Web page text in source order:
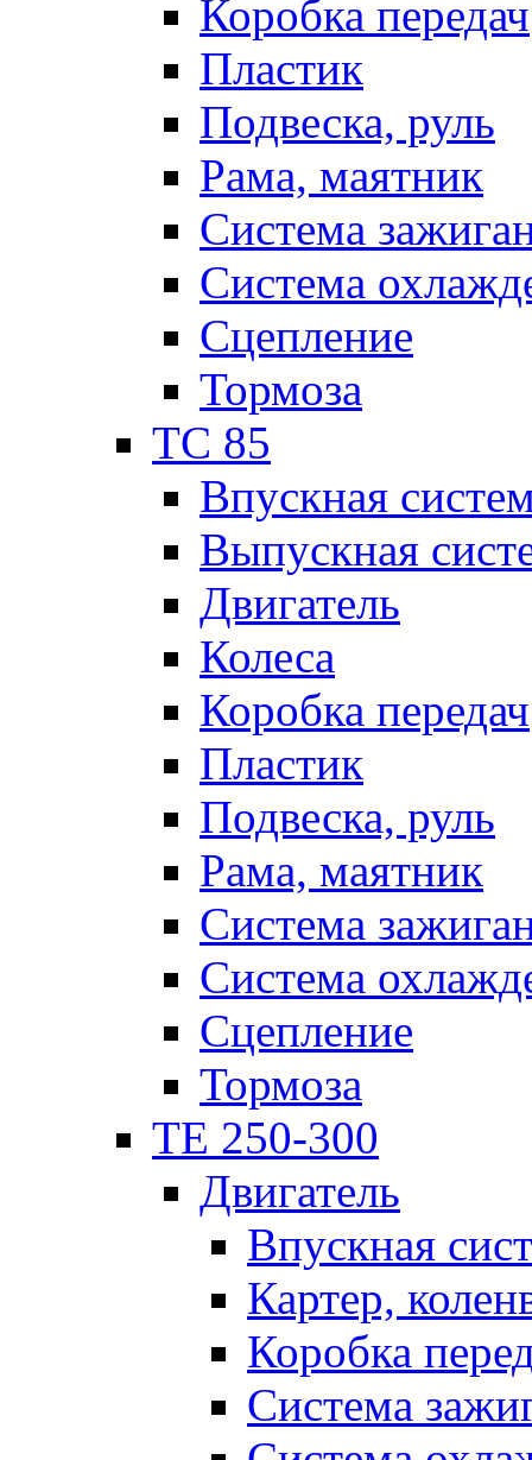
Коробка передач
Пластик
Подвеска, руль
Рама, маятник
Система
Система
Сцепление
Тормоза
TC 85
Впускная
Выпускная
Двигатель
Колеса
Коробка передач
Пластик
Подвеска, руль
Рама, маятник
Система
Система
Сцепление
Тормоза
TE 250-300
Двигатель
Впускная
Картер,
Коробка
Система